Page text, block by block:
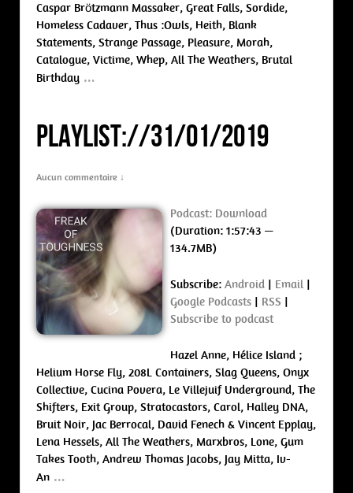
Caspar Brötzmann Massaker, Great Falls, Sordide,
Homeless Cadaver, Thus :Owls, Heith, Blank
Statements, Strange Passage, Pleasure, Morah,
Catalogue, Victime, Whep, All The Weathers, Brutal
Birthday …
PLAYLIST://31/01/2019
Aucun commentaire ↓
Podcast: Download
(Duration: 1:57:43 —
134.7MB)
Subscribe: Android | Email |
Google Podcasts | RSS |
Subscribe to podcast
Hazel Anne, Hélice Island ;
Helium Horse Fly, 208L Containers, Slag Queens, Onyx
Collective, Cucina Povera, Le Villejuif Underground, The
Shifters, Exit Group, Stratocastors, Carol, Halley DNA,
Bruit Noir, Jac Berrocal, David Fenech & Vincent Epplay,
Lena Hessels, All The Weathers, Marxbros, Lone, Gum
Takes Tooth, Andrew Thomas Jacobs, Jay Mitta, Iv-
An …